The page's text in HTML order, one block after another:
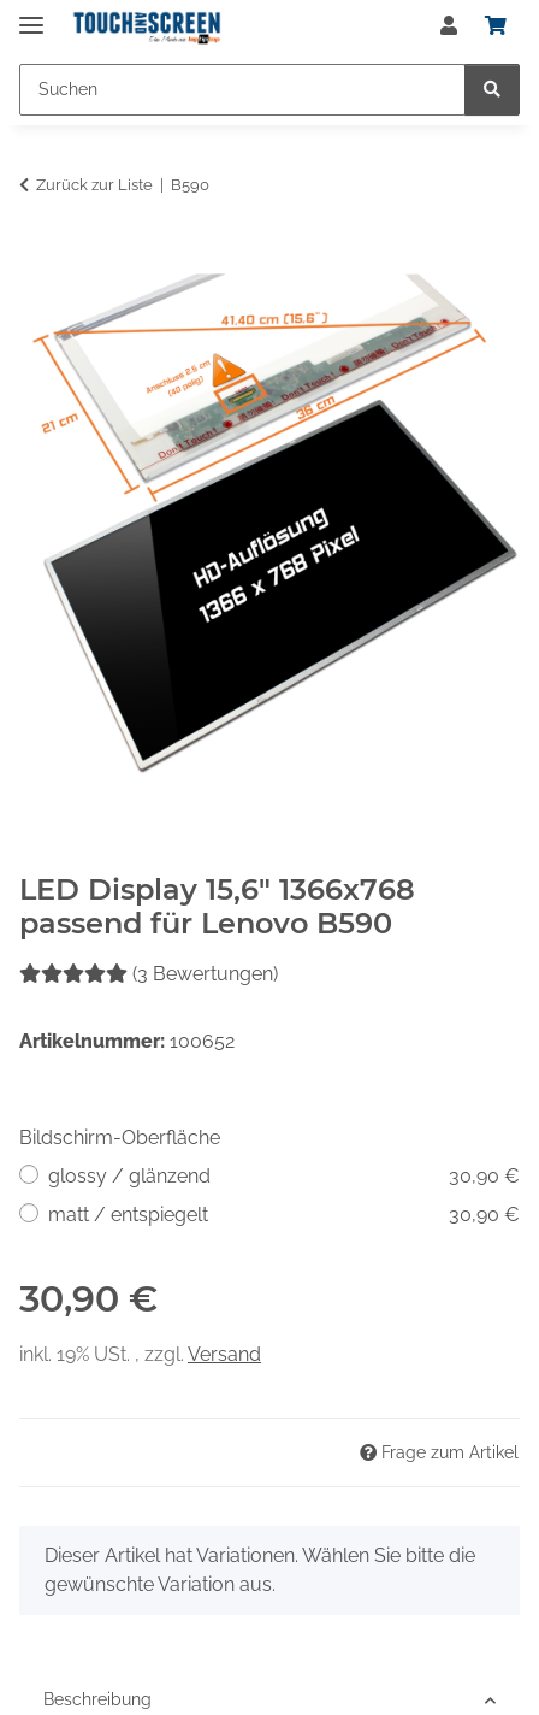
Zurück zur Liste B590
LED Display 15,6" 1366x768
passend für Lenovo B590
(3 Bewertungen)
Artikelnummer: 100652
Bildschirm-Oberfläche
glossy / glänzend
30,90 €
matt / entspiegelt
30,90 €
30,90 €
inkl. 19% USt. , zzgl. Versand
Frage zum Artikel
x
Dieser Artikel hat Variationen. Wählen Sie bitte die
gewünschte Variation aus.
Beschreibung